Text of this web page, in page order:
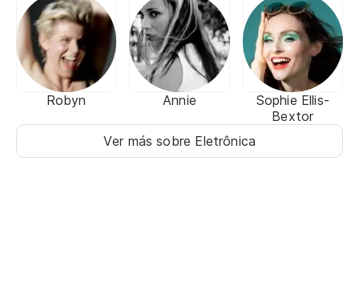
Robyn Annie
Sophie Ellis-
Bextor
Ver más sobre Eletrônica